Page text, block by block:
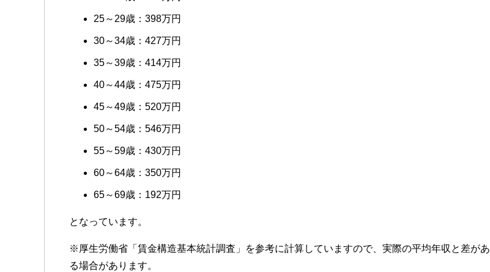
25～29歳：398万円
30～34歳：427万円
35～39歳：414万円
40～44歳：475万円
45～49歳：520万円
50～54歳：546万円
55～59歳：430万円
60～64歳：350万円
65～69歳：192万円
となっています。
※厚生労働省「賃金構造基本統計調査」を参考に計算していますので、実際の平均年収と差があ
る場合があります。